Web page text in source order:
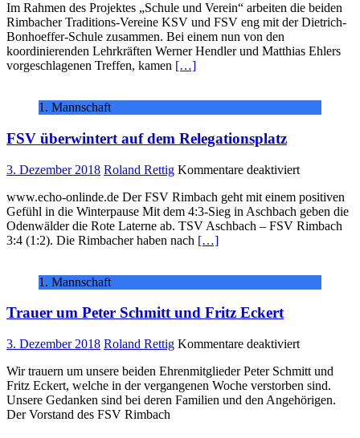
der
Dietrich-
Schule
Im Rahmen des Projektes „Schule und Verein“ arbeiten die beiden
Rimbacher Traditions-Vereine KSV und FSV eng mit der Dietrich-
Bonhoeffer-Schule zusammen. Bei einem nun von den
koordinierenden Lehrkräften Werner Hendler und Matthias Ehlers
vorgeschlagenen Treffen, kamen […]
1. Mannschaft
FSV überwintert auf dem Relegationsplatz
3. Dezember 2018 Roland Rettig Kommentare deaktiviertfür
überwintert
auf
dem
www.echo-onlinde.de Der FSV Rimbach geht mit einem positiven
Gefühl in die Winterpause Mit dem 4:3-Sieg in Aschbach geben die
Odenwälder die Rote Laterne ab. TSV Aschbach – FSV Rimbach
3:4 (1:2). Die Rimbacher haben nach […]
1. Mannschaft
Trauer um Peter Schmitt und Fritz Eckert
3. Dezember 2018 Roland Rettig Kommentare deaktiviertfür
um
Peter
Schmitt
Wir trauern um unsere beiden Ehrenmitglieder Peter Schmitt und
Fritz Eckert, welche in der vergangenen Woche verstorben sind.
Unsere Gedanken sind bei deren Familien und den Angehörigen.
Der Vorstand des FSV Rimbach